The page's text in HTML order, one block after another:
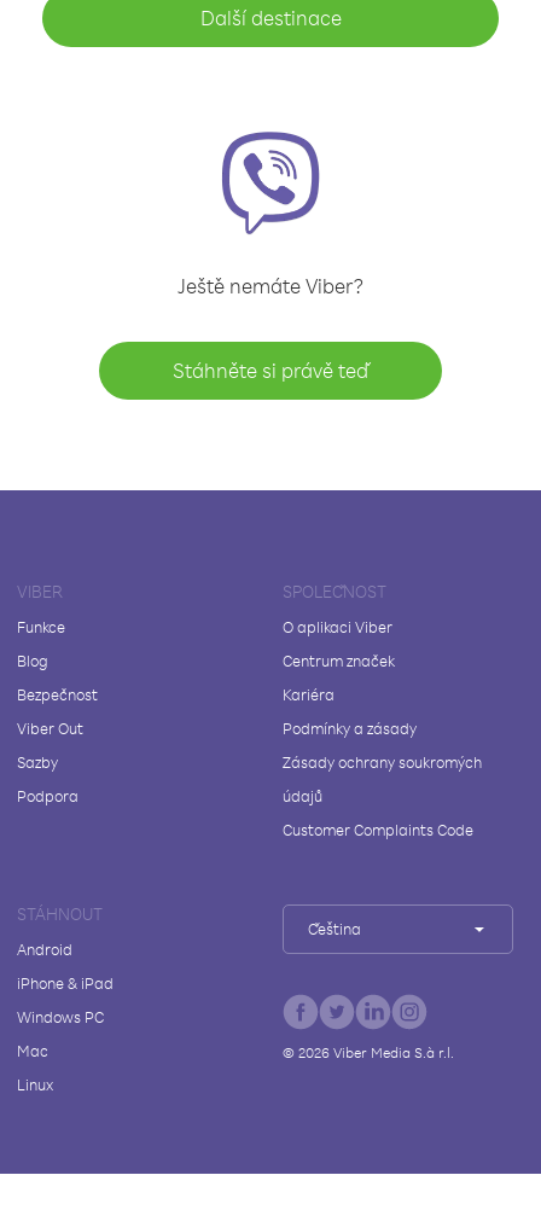
Další destinace
Ještě nemáte Viber?
Stáhněte si právě teď
VIBER
Funkce
Blog
Bezpečnost
Viber Out
Sazby
Podpora
SPOLEČNOST
O aplikaci Viber
Centrum značek
Kariéra
Podmínky a zásady
Zásady ochrany soukromých
údajů
Customer Complaints Code
STÁHNOUT
Android
iPhone & iPad
Windows PC
Mac
Linux
Čeština
© 2026Viber Media S.à r.l.